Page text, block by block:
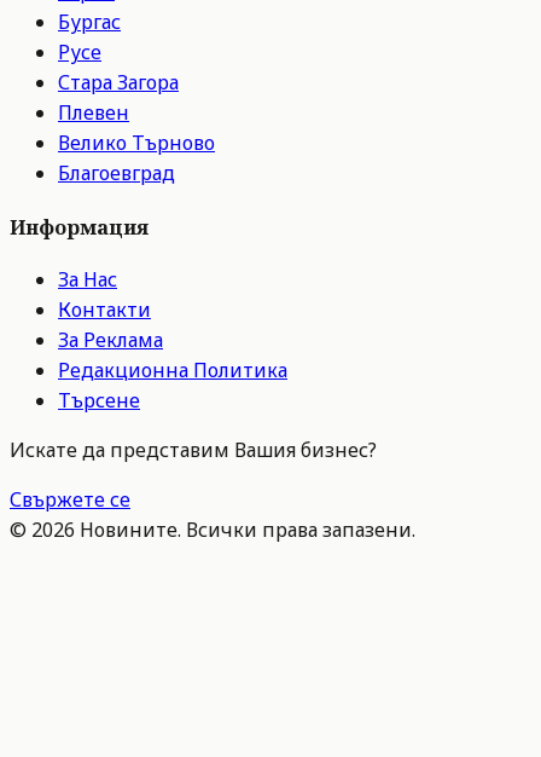
Бургас
Русе
Стара Загора
Плевен
Велико Търново
Благоевград
Информация
За Нас
Контакти
За Реклама
Редакционна Политика
Търсене
Искате да представим Вашия бизнес?
Свържете се
© 2026 Новините. Всички права запазени.